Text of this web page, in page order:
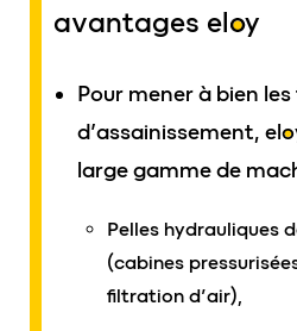
avantages eloy
Pour mener à bien
d’assainissement,
large gamme de
Pelles hydrauliques
(cabines
filtration d’air),